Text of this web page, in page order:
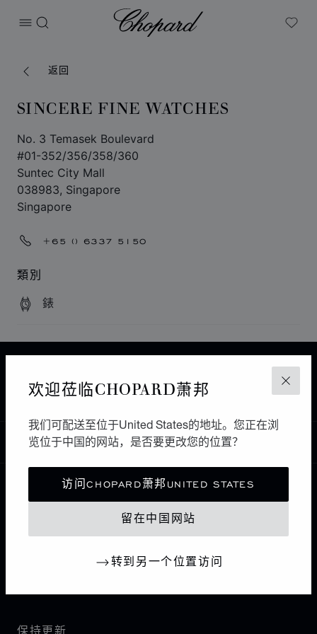
关闭
欢迎莅临CHOPARD萧邦
我们可配送至位于United States的地址。您正在浏
览位于中国的网站，是否要更改您的位置？
访问CHOPARD萧邦UNITED STATES
留在中国网站
转到另一个位置访问
打开菜单
搜索
Chopard
My
返回
SINCERE FINE WATCHES
No. 3 Temasek Boulevard
#01-352/356/358/360
Suntec City Mall
038983, Singapore
Singapore
+65 () 6337 5150
類別
錶
新加坡 SINGAPORE SINCERE FINE WATCHES
中国
本地化（更改国家/地区）
更改国家/地区
联系我们
保持更新